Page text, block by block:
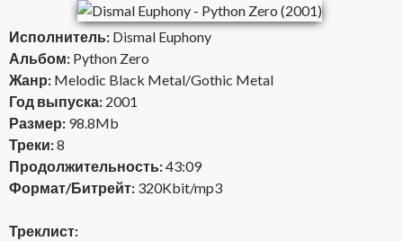
Исполнитель: Dismal Euphony
Альбом: Python Zero
Жанр: Melodic Black Metal/Gothic Metal
Год выпуска: 2001
Размер: 98.8Mb
Треки:8
Продолжительность:43:09
Формат/Битрейт: 320Kbit/mp3
Треклист: